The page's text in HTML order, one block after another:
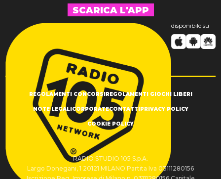
SCARICA L'APP
disponibile su
REGOLAMENTI CONCORSIREGOLAMENTI GIOCHI LIBERI
NOTE LEGALICORPORATECONTATTIPRIVACY POLICY
COOKIE POLICY
RADIO STUDIO 105 S.p.A.
Largo Donegani, 1 20121 MILANO Partita Iva 03111280156